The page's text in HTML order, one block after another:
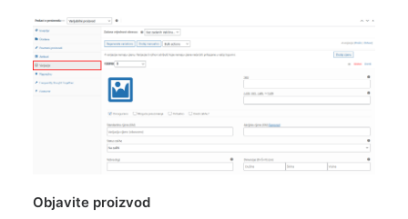
Objavite proizvod